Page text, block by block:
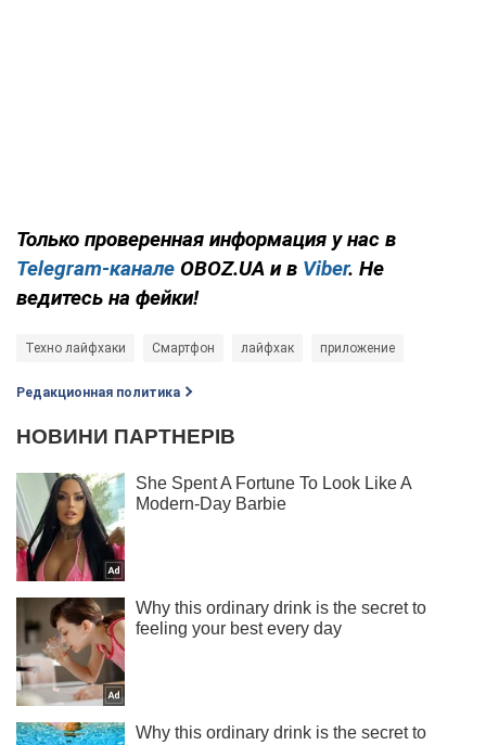
Только проверенная информация у нас в
Telegram-канале OBOZ.UA и в Viber. Не
ведитесь на фейки!
Техно лайфхаки Смартфон лайфхак приложение
Редакционная политика